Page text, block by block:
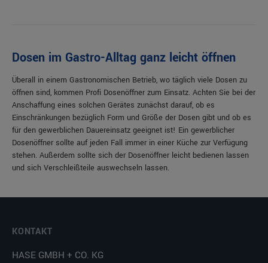
Dosen im Gastro-Alltag ganz leicht öffnen
Überall in einem Gastronomischen Betrieb, wo täglich viele Dosen zu
öffnen sind, kommen Profi Dosenöffner zum Einsatz. Achten Sie bei der
Anschaffung eines solchen Gerätes zunächst darauf, ob es
Einschränkungen bezüglich Form und Größe der Dosen gibt und ob es
für den gewerblichen Dauereinsatz geeignet ist! Ein gewerblicher
Dosenöffner sollte auf jeden Fall immer in einer Küche zur Verfügung
stehen. Außerdem sollte sich der Dosenöffner leicht bedienen lassen
und sich Verschleißteile auswechseln lassen.
KONTAKT
HASE GMBH + CO. KG